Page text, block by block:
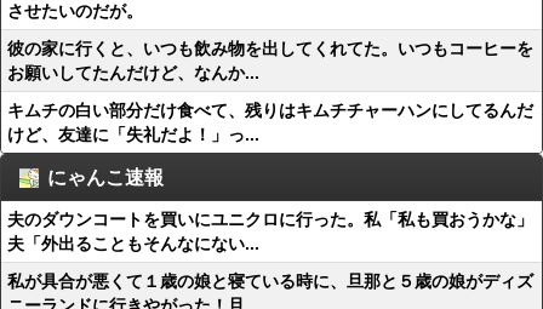
させたいのだが。
彼の家に行くと、いつも飲み物を出してくれてた。いつもコーヒーを
お願いしてたんだけど、なんか...
キムチの白い部分だけ食べて、残りはキムチチャーハンにしてるんだ
けど、友達に「失礼だよ！」っ...
にゃんこ速報
夫のダウンコートを買いにユニクロに行った。私「私も買おうかな」
夫「外出ることもそんなにない...
私が具合が悪くて１歳の娘と寝ている時に、旦那と５歳の娘がディズ